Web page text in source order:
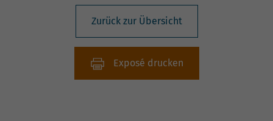
Zurück zur Übersicht
Exposé drucken